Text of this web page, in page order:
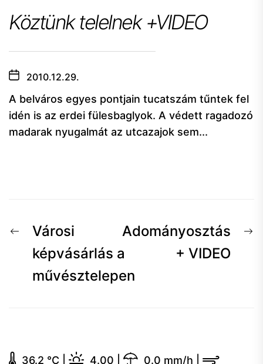
Köztünk telelnek +VIDEO
2010.12.29.
A belváros egyes pontjain tucatszám tűntek fel
idén is az erdei fülesbaglyok. A védett ragadozó
madarak nyugalmát az utcazajok sem...
Bejegyzés
navigáció
ElőzőVárosi
képvásárlás a
művésztelepen
Adományosztás
+ VIDEO
36.2 °C 4.00 0.0 mm/h